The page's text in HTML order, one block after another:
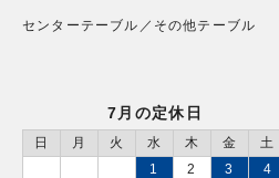
センターテーブル／その他テーブル
7月の定休日
日 月 火 水 木 金
土
1
2 3
4